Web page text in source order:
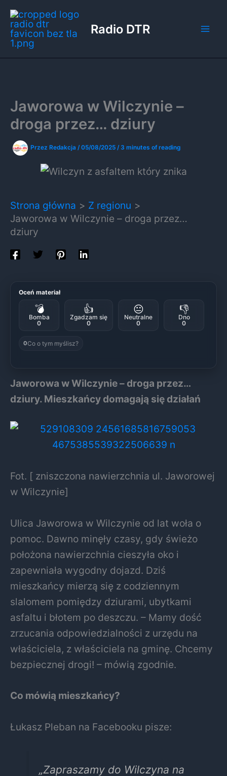
Przejdź
do
treści
Radio DTR
Jaworowa w Wilczynie –
droga przez… dziury
Przez Redakcja /05/08/2025 / 3 minutes of reading
Strona główna
Z regionu
Jaworowa w Wilczynie – droga przez…
dziury
Oceń materiał
💣
Bomba
0
👍
Zgadzam się
0
😐
Neutralne
0
👎
Dno
0
0Co o tym myślisz?
Jaworowa w Wilczynie – droga przez…
dziury. Mieszkańcy domagają się działań
Fot. [ zniszczona nawierzchnia ul. Jaworowej
w Wilczynie]
Ulica Jaworowa w Wilczynie od lat woła o
pomoc. Dawno minęły czasy, gdy świeżo
położona nawierzchnia cieszyła oko i
zapewniała wygodny dojazd. Dziś
mieszkańcy mierzą się z codziennym
slalomem pomiędzy dziurami, ubytkami
asfaltu i błotem po deszczu. – Mamy dość
zrzucania odpowiedzialności z urzędu na
właściciela, z właściciela na gminę. Chcemy
bezpiecznej drogi! – mówią zgodnie.
Co mówią mieszkańcy?
Łukasz Pleban na Facebooku pisze:
„Zapraszamy do Wilczyna na